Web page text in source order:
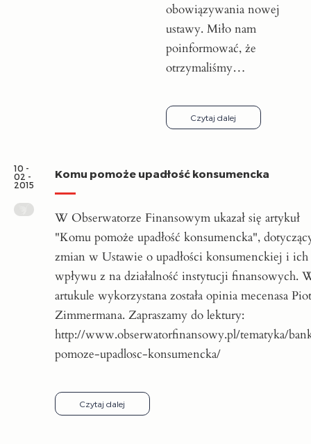
obowiązywania nowej
ustawy. Miło nam
poinformować, że
otrzymaliśmy…
Czytaj dalej
10 -
02 -
2015
Komu pomoże upadłość konsumencka
W Obserwatorze Finansowym ukazał się artykuł
"Komu pomoże upadłość konsumencka",
zmian w Ustawie o upadłości konsumenckiej i ich
wpływu z na działalność instytucji finansowych.
artukule wykorzystana została opinia mecenasa
Zimmermana. Zapraszamy do lektury:
http://www.obserwatorfinansowy.pl/tematyka/
pomoze-upadlosc-konsumencka/
Czytaj dalej